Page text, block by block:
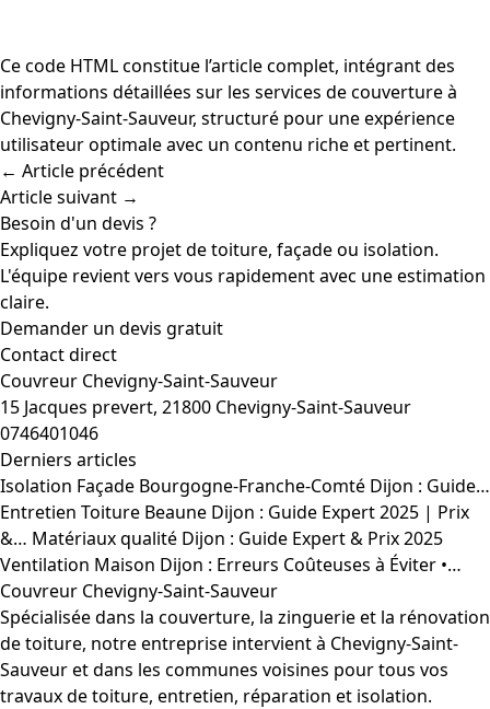
Ce code HTML constitue l’article complet, intégrant des
informations détaillées sur les services de couverture à
Chevigny-Saint-Sauveur, structuré pour une expérience
utilisateur optimale avec un contenu riche et pertinent.
← Article précédent
Article suivant →
Besoin d'un devis ?
Expliquez votre projet de toiture, façade ou isolation.
L'équipe revient vers vous rapidement avec une estimation
claire.
Demander un devis gratuit
Contact direct
Couvreur Chevigny-Saint-Sauveur
15 Jacques prevert, 21800 Chevigny-Saint-Sauveur
0746401046
Derniers articles
Isolation Façade Bourgogne-Franche-Comté Dijon : Guide…
Entretien Toiture Beaune Dijon : Guide Expert 2025 | Prix
&… Matériaux qualité Dijon : Guide Expert & Prix 2025
Ventilation Maison Dijon : Erreurs Coûteuses à Éviter •…
Couvreur Chevigny-Saint-Sauveur
Spécialisée dans la couverture, la zinguerie et la rénovation
de toiture, notre entreprise intervient à Chevigny-Saint-
Sauveur et dans les communes voisines pour tous vos
travaux de toiture, entretien, réparation et isolation.